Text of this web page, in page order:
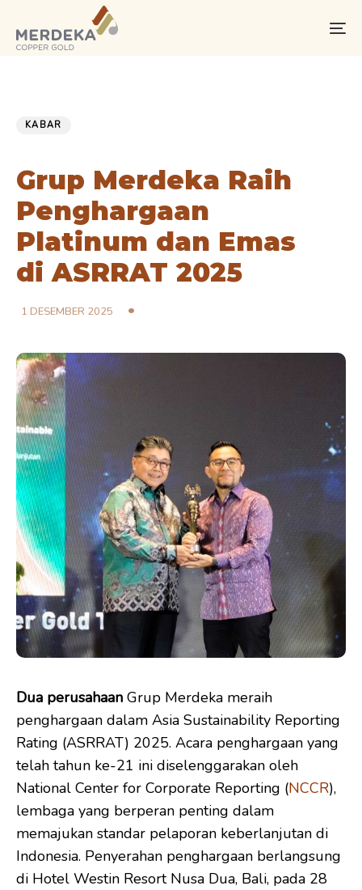
links
primary
KABAR
Grup Merdeka Raih
Penghargaan
Platinum dan Emas
di ASRRAT 2025
1 DESEMBER 2025
Dua perusahaan Grup Merdeka meraih
penghargaan dalam Asia Sustainability Reporting
Rating (ASRRAT) 2025. Acara penghargaan yang
telah tahun ke-21 ini diselenggarakan oleh
National Center for Corporate Reporting (NCCR),
lembaga yang berperan penting dalam
memajukan standar pelaporan keberlanjutan di
Indonesia. Penyerahan penghargaan berlangsung
di Hotel Westin Resort Nusa Dua, Bali, pada 28